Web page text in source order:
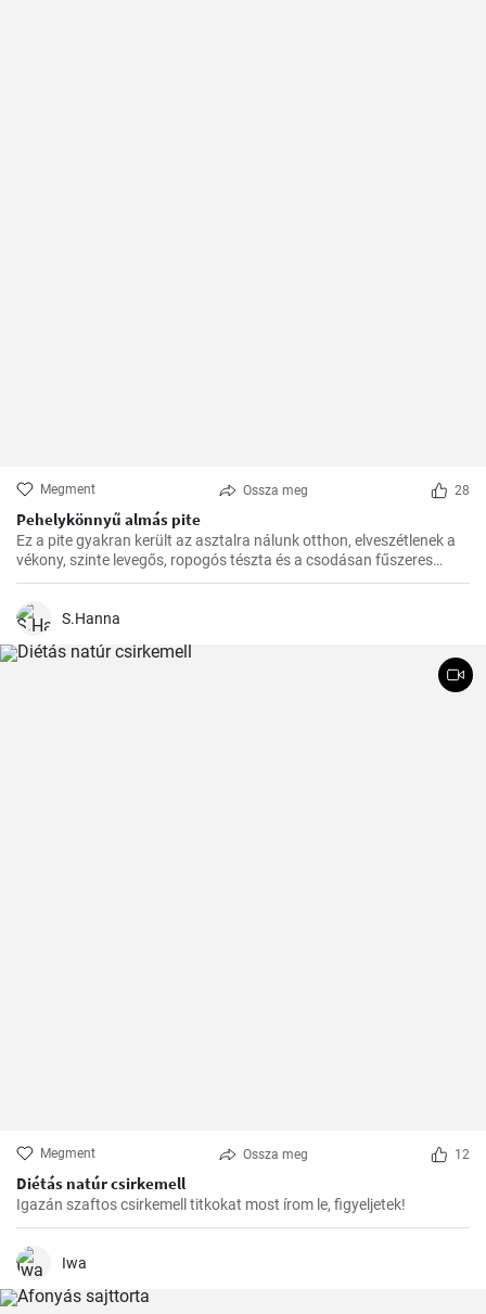
Megment Ossza meg 28
Pehelykönnyű almás pite
Ez a pite gyakran került az asztalra nálunk otthon, elveszétlenek a
vékony, szinte levegős, ropogós tészta és a csodásan fűszeres
almafüllő között. Az ovitudók, hazaértem, és már messziről éreztem
veletek is ezt a csodás receptet.
S.Hanna
Megment Ossza meg 12
Diétás natúr csirkemell
Igazán szaftos csirkemell titkokat most írom le, figyeljetek!
Iwa